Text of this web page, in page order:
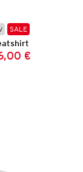
SALE
Preis:
Preis:
€